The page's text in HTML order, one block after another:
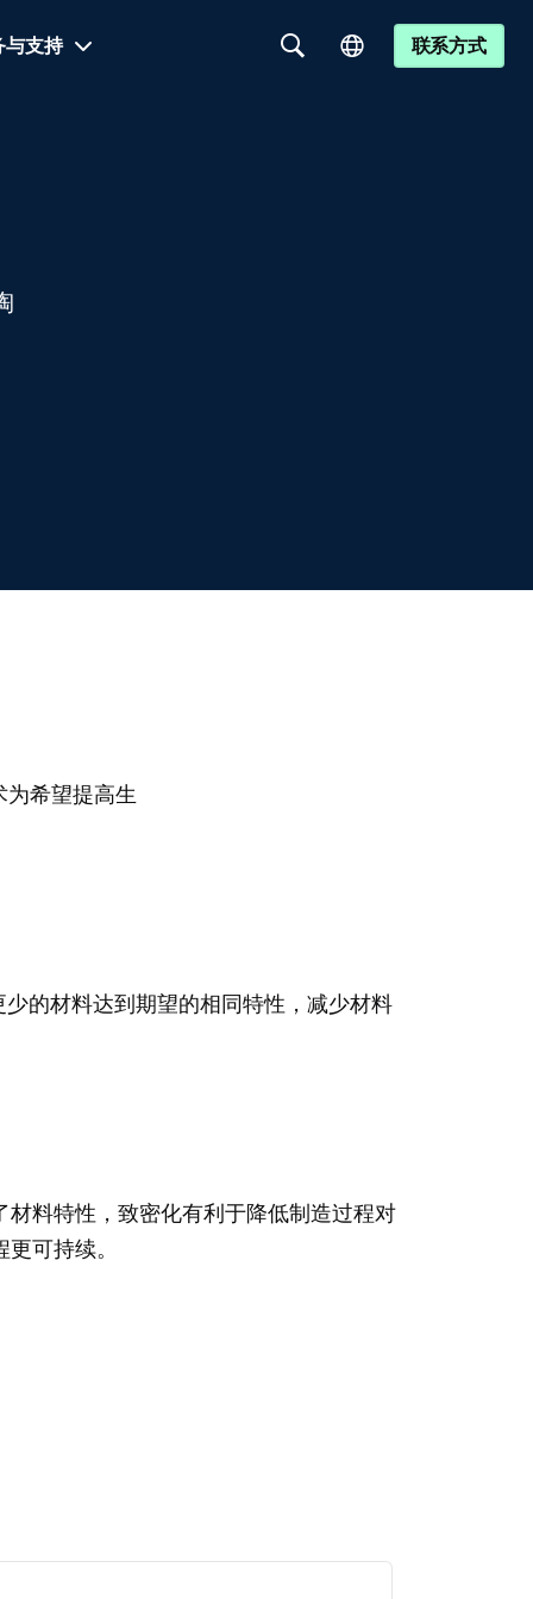
与支持 联系方式
希望提高生
的材料达到期望的相同特性，减少材料
材料特性，致密化有利于降低制造过程对
可持续。